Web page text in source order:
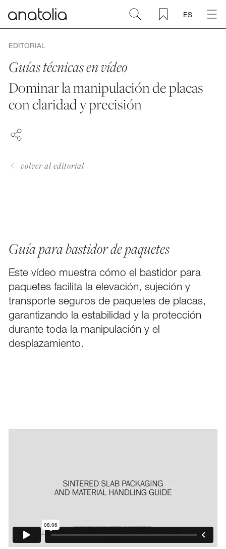
ES
Cerámica + Porcelánico
Piedra natural
Placa sinterizada
Mosaicos
Accesorios
Acceso
Contáctenos
Suscribir
EDITORIAL
Guías técnicas en vídeo
Dominar la manipulación de placas
con claridad y precisión
FACEBOOK
PINTEREST
volver al editorial
Guía para bastidor de paquetes
Este vídeo muestra cómo el bastidor para
paquetes facilita la elevación, sujeción y
transporte seguros de paquetes de placas,
garantizando la estabilidad y la protección
durante toda la manipulación y el
desplazamiento.
FACEBOOK
PINTEREST
LINKEDIN